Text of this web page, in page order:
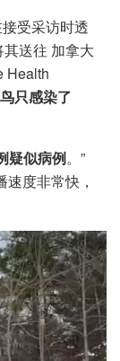
受采访时透
送往 加拿大
Health
只感染了
疑似病例。”
度非常快，